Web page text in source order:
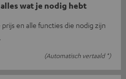
wat je nodig hebt
en alle functies die nodig zijn
(Automatisch vertaald *)